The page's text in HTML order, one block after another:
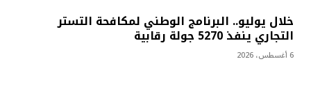
خلال يوليو.. البرنامج الوطني لمكافحة التستر
التجاري ينفذ 5270 جولة رقابية
6 أغسطس، 2026